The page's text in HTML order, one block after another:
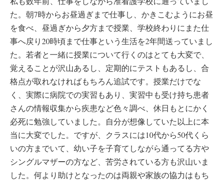
た。朝7時からお昼過ぎまで仕事し、かきこむようにお昼
を食べ、昼過ぎから夕方まで授業、学校終わりにまた仕
事へ戻り20時頃まで仕事という生活を2年間送っていまし
た。若者と一緒に授業について行くのはとても大変で、
覚えることが沢山あるし、定期的にテストもあるし、合
格点が取れなければもちろん追試です。授業だけでな
く、実際に病院での実習もあり、実習中も受け持ち患者
さんの情報収集から疾患など色々調べ、休日もとにかく
必死に勉強していました。自分が想像していた以上に本
当に大変でした。ですが、クラスには10代から50代くら
いの方までいて、幼い子を子育てしながら通ってる方や
シングルマザーの方など、苦労されている方も沢山いま
した。何より助けとなったのは両親や家族の協力はもち